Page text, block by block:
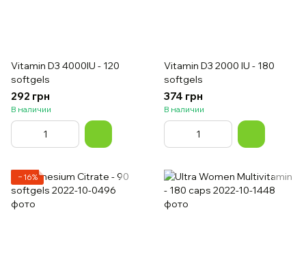
Vitamin D3 4000IU - 120
softgels
292 грн
В наличии
Vitamin D3 2000 IU - 180
softgels
374 грн
В наличии
−16%